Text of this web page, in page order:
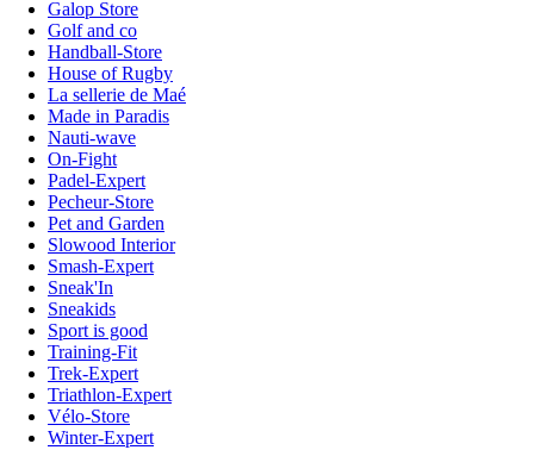
Galop Store
Golf and co
Handball-Store
House of Rugby
La sellerie de Maé
Made in Paradis
Nauti-wave
On-Fight
Padel-Expert
Pecheur-Store
Pet and Garden
Slowood Interior
Smash-Expert
Sneak'In
Sneakids
Sport is good
Training-Fit
Trek-Expert
Triathlon-Expert
Vélo-Store
Winter-Expert